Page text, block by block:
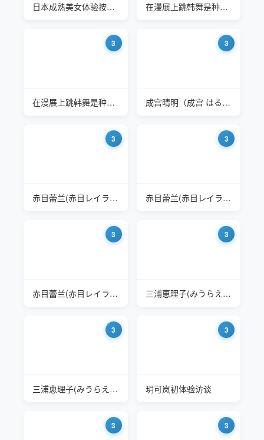
日本成熟美女体验按摩的终极快感 在漫展上跳韩舞是种怎样的体验啊
3
在漫展上跳韩舞是种怎样的体验啊
3
成宫晴明（成宫 はるあ）有个农民工男朋友是什么体验
3
赤目蕾兰(赤目レイラン Akame Reiran) HZGD-233 有个混血嫂子是什么体验
3
赤目蕾兰(赤目レイラン Akame Reiran) HZGD-233 有个混血嫂子是什么体验
3
赤目蕾兰(赤目レイラン Akame Reiran) HZGD-233 有个混血嫂子是什么体验
3
三浦恵理子(みうらえりこ Eriko Miura) 被儿子的同学表白是种什么体验
3
三浦恵理子(みうらえりこ Eriko Miura) 被儿子的同学表白是种什么体验
3
玥可岚初体验访谈
3 3